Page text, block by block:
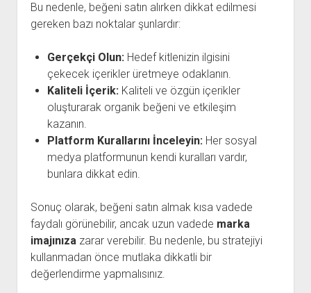
Bu nedenle, beğeni satın alırken dikkat edilmesi
gereken bazı noktalar şunlardır:
Gerçekçi Olun:Hedef kitlenizin ilgisini
çekecek içerikler üretmeye odaklanın.
Kaliteli İçerik:Kaliteli ve özgün içerikler
oluşturarak organik beğeni ve etkileşim
kazanın.
Platform Kurallarını İnceleyin:Her sosyal
medya platformunun kendi kuralları vardır,
bunlara dikkat edin.
Sonuç olarak, beğeni satın almak kısa vadede
faydalı görünebilir, ancak uzun vadede marka
imajınızazarar verebilir. Bu nedenle, bu stratejiyi
kullanmadan önce mutlaka dikkatli bir
değerlendirme yapmalısınız.